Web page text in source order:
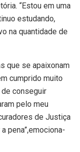
“Estou em uma
estudando,
na quantidade de
que se apaixonam
cumprido muito
conseguir
pelo meu
de Justiça
pena”,emociona-